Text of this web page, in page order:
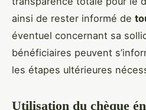
ainsi de rester informé de
éventuel concernant sa
bénéficiaires peuvent
les étapes ultérieures
Utilisation du chèque